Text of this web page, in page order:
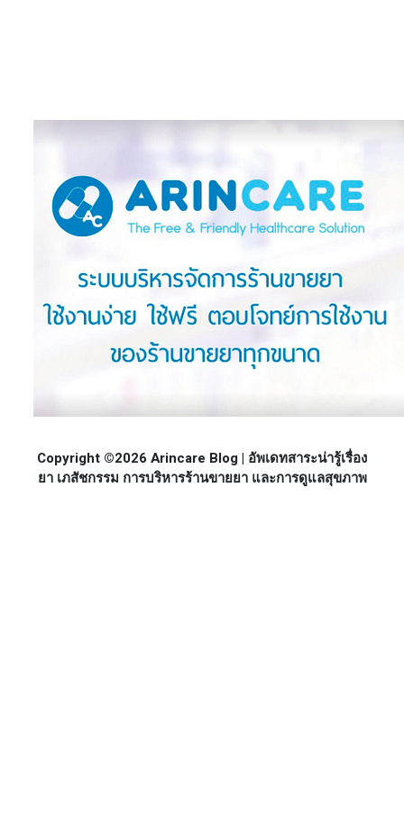
Copyright ©2026 Arincare Blog | อัพเดทสาระน่ารู้เรื่อง
ยา เภสัชกรรม การบริหารร้านขายยา และการดูแลสุขภาพ